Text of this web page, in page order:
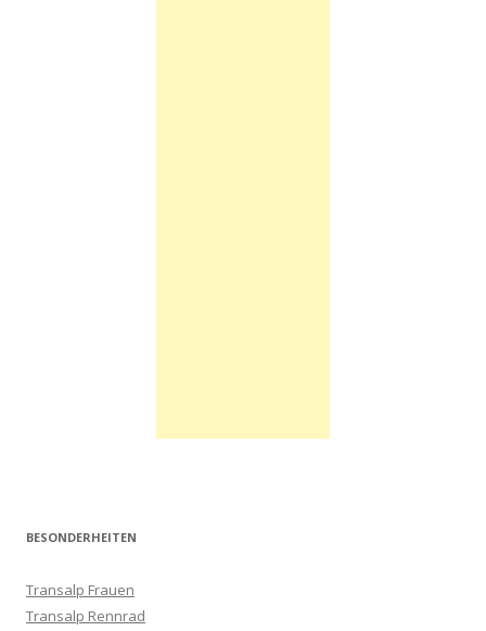
BESONDERHEITEN
Transalp Frauen
Transalp Rennrad